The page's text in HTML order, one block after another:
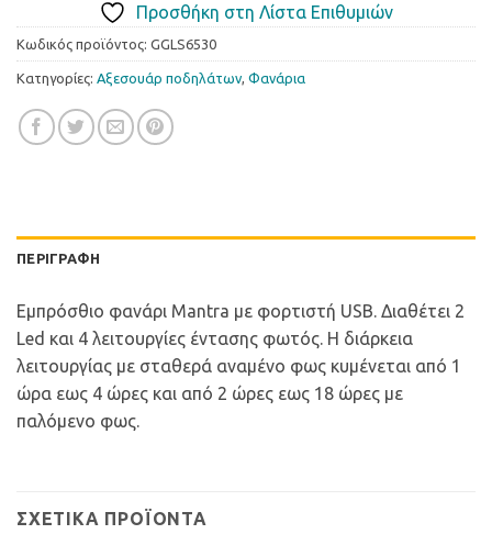
Προσθήκη στη Λίστα Επιθυμιών
Κωδικός προϊόντος: GGLS6530
Κατηγορίες: Αξεσουάρ ποδηλάτων, Φανάρια
ΠΕΡΙΓΡΑΦΉ
Εμπρόσθιο φανάρι Mantra με φορτιστή USB. Διαθέτει 2
Led και 4 λειτουργίες έντασης φωτός. Η διάρκεια
λειτουργίας με σταθερά αναμένο φως κυμένεται από 1
ώρα εως 4 ώρες και από 2 ώρες εως 18 ώρες με
παλόμενο φως.
ΣΧΕΤΙΚΆ ΠΡΟΪΌΝΤΑ